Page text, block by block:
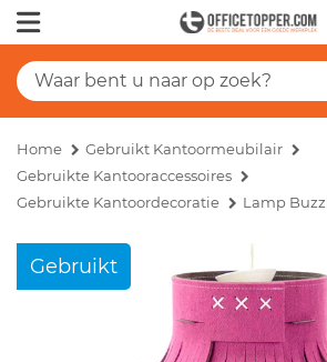
Home
Gebruikt Kantoormeubilair
Gebruikte Kantooraccessoires
Gebruikte Kantoordecoratie
Lamp
Gebruikt